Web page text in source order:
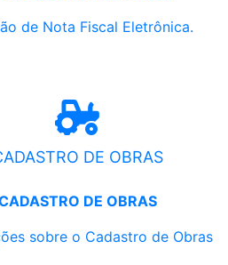
de Nota Fiscal Eletrônica.
DE OBRAS
DE OBRAS
sobre o Cadastro de Obras